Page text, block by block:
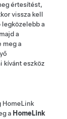
értesítést,
vissza kell
legközelebb a
a
meg a
kívánt eszköz
HomeLink
a HomeLink